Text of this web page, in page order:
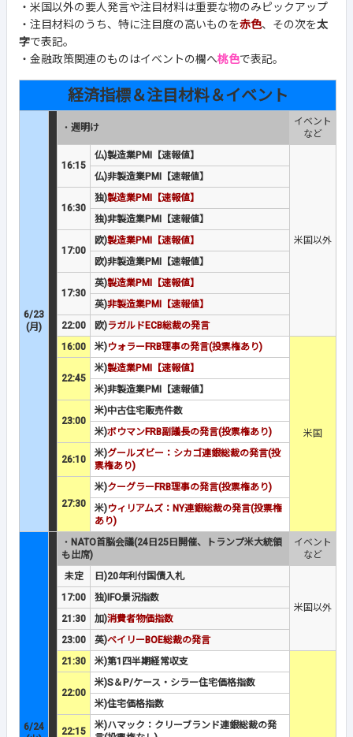
・米国以外の要人発言や注目材料は重要な物のみピックアップ
・注目材料のうち、特に注目度の高いものを赤色、その次を太
字で表記。
・金融政策関連のものはイベントの欄へ桃色で表記。
経済指標＆注目材料＆イベント
6/23
(月)
・ 週明け
イベント
など
16:15
仏)製造業PMI【速報値】
米国以外
仏)非製造業PMI【速報値】
16:30
独)製造業PMI【速報値】
独)非製造業PMI【速報値】
17:00
欧)製造業PMI【速報値】
欧)非製造業PMI【速報値】
17:30
英)製造業PMI【速報値】
英)非製造業PMI【速報値】
22:00
欧)ラガルドECB総裁の発言
16:00
米)ウォラーFRB理事の発言(投票権あり)
米国
22:45
米)製造業PMI【速報値】
米)非製造業PMI【速報値】
23:00
米)中古住宅販売件数
米)ボウマンFRB副議長の発言(投票権あり)
26:10
米)グールズビー：シカゴ連銀総裁の発言(投
票権あり)
27:30
米)クーグラーFRB理事の発言(投票権あり)
米)ウィリアムズ：NY連銀総裁の発言(投票権
あり)
6/24
・ NATO首脳会議(24日25日開催、トランプ米大統領
も出席)
イベント
など
未定
日)20年利付国債入札
米国以外
17:00
独)IFO景況指数
21:30
加)消費者物価指数
23:00
英)ベイリーBOE総裁の発言
21:30
米)第1四半期経常収支
22:00
米)S＆P/ケース・シラー住宅価格指数
米)住宅価格指数
22:15
米)ハマック：クリーブランド連銀総裁の発